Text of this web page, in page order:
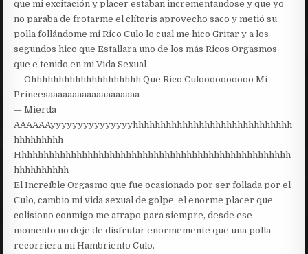
que mi excitación y placer estaban incrementandose y que yo
no paraba de frotarme el clítoris aprovecho saco y metió su
polla follándome mi Rico Culo lo cual me hico Gritar y a los
segundos hico que Estallara uno de los más Ricos Orgasmos
que e tenido en mi Vida Sexual
— Ohhhhhhhhhhhhhhhhhhhh Que Rico Culoooooooooo Mi
Princesaaaaaaaaaaaaaaaaaaa
— Mierda
AAAAAAyyyyyyyyyyyyyyyhhhhhhhhhhhhhhhhhhhhhhhhhhhhh
hhhhhhhhh
Hhhhhhhhhhhhhhhhhhhhhhhhhhhhhhhhhhhhhhhhhhhhhhhhhh
hhhhhhhhhh
El Increíble Orgasmo que fue ocasionado por ser follada por el
Culo, cambio mi vida sexual de golpe, el enorme placer que
colisiono conmigo me atrapo para siempre, desde ese
momento no deje de disfrutar enormemente que una polla
recorriera mi Hambriento Culo.